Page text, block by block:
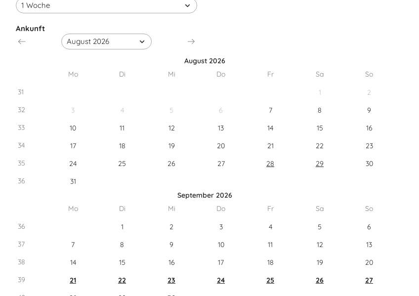
Ankunft
August 2026
Mo
Di Mi Do Fr Sa
So
31
1
2
32
3 4 5 6 7 8
9
33
10 11 12 13 14 15
16
34
17 18 19 20 21 22
23
35
24 25 26 27 28 29
30
36
31
September 2026
Mo
Di Mi Do Fr Sa
So
36
1 2 3 4 5
6
37
7 8 9 10 11 12
13
38
14 15 16 17 18 19
20
39
21 22 23 24 25 26
27